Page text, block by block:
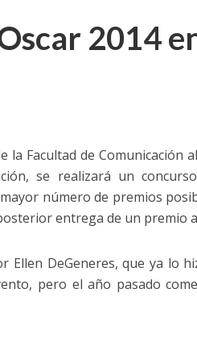
2014
la Facultad de Comunicación
se realizará un
número de premios
entrega de un premio
Ellen DeGeneres, que ya lo
pero el año pasado